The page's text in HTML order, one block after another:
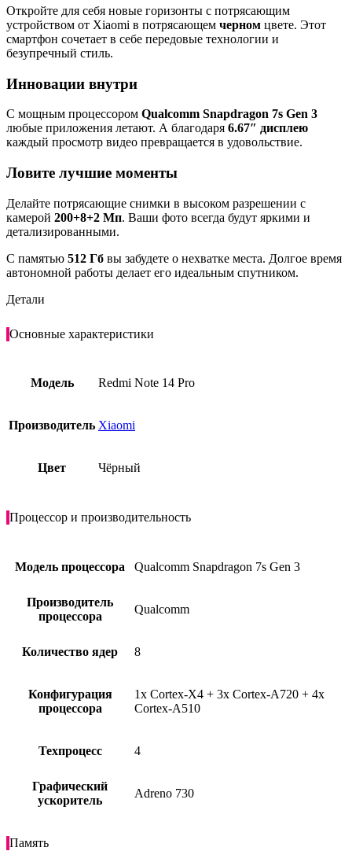
Откройте для себя новые горизонты с потрясающим
устройством от Xiaomi в потрясающем черном цвете. Этот
смартфон сочетает в себе передовые технологии и
безупречный стиль.
Инновации внутри
С мощным процессором Qualcomm Snapdragon 7s Gen 3
любые приложения летают. А благодаря 6.67″ дисплею
каждый просмотр видео превращается в удовольствие.
Ловите лучшие моменты
Делайте потрясающие снимки в высоком разрешении с
камерой 200+8+2 Мп. Ваши фото всегда будут яркими и
детализированными.
С памятью 512 Гб вы забудете о нехватке места. Долгое время
автономной работы делает его идеальным спутником.
Детали
Основные характеристики
Модель Redmi Note 14 Pro
Производитель Xiaomi
Цвет Чёрный
Процессор и производительность
Модель процессора Qualcomm Snapdragon 7s Gen 3
Производитель
процессора
Qualcomm
Количество ядер 8
Конфигурация
процессора
1x Cortex-X4 + 3x Cortex-A720 + 4x
Cortex-A510
Техпроцесс 4
Графический
ускоритель
Adreno 730
Память